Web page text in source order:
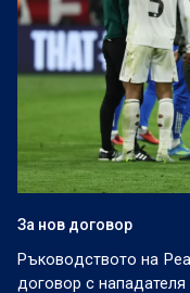
За нов договор
Ръководството на
договор с